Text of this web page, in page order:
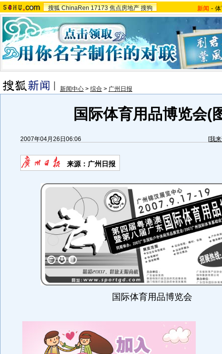
搜狐 ChinaRen 17173 焦点房地产 搜狗 新闻 -
新闻中心 > 综合 > 广州日报
国际体育用品博览会(
2007年04月26日06:06 [我
来源：广州日报
国际体育用品博览会